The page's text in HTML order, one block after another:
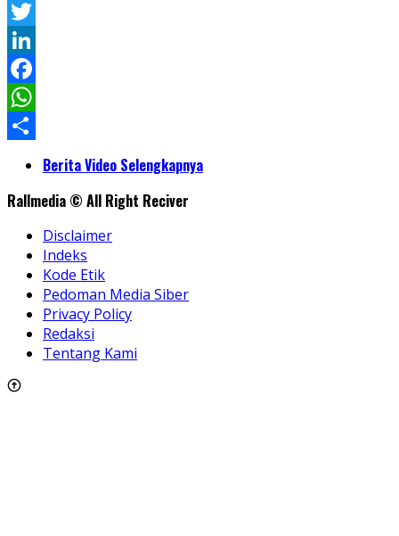
Twitter
LinkedIn
Facebook
WhatsApp
ShareBerita Video Selengkapnya
Rallmedia © All Right Reciver
Disclaimer
Indeks
Kode Etik
Pedoman Media Siber
Privacy Policy
Redaksi
Tentang Kami